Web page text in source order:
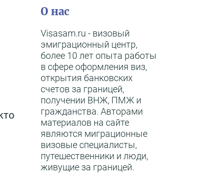
О нас
Visasam.ru - визовый
эмиграционный центр,
более 10 лет опыта работы
в сфере оформления виз,
открытия банковских
счетов за границей,
получении ВНЖ, ПМЖ и
гражданства. Авторами
материалов на сайте
являются миграционные
визовые специалисты,
путешественники и люди,
живущие за границей.